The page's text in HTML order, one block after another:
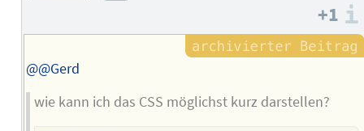
+1
@@Gerd
wie kann ich das CSS möglichst kurz darstellen?